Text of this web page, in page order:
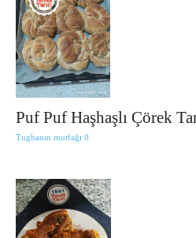
Puf Puf Haşhaşlı Çörek
Tugbanın mutfağı 0